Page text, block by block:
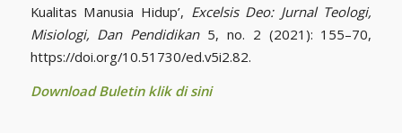
Kualitas Manusia Hidup’, Excelsis Deo: Jurnal Teologi,
Misiologi, Dan Pendidikan5, no. 2 (2021): 155–70,
https://doi.org/10.51730/ed.v5i2.82.
Download Buletin klik di sini